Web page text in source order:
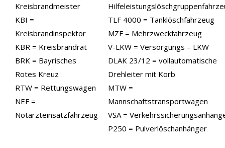
Kreisbrandmeister
KBI =
Kreisbrandinspektor
KBR = Kreisbrandrat
BRK = Bayrisches
Rotes Kreuz
RTW = Rettungswagen
NEF =
Notarzteinsatzfahrzeug
TLF 4000 = Tanklöschfahrzeug
MZF = Mehrzweckfahrzeug
V-LKW = Versorgungs – LKW
DLAK 23/12 = vollautomatische
Drehleiter mit Korb
MTW =
Mannschaftstransportwagen
VSA =
P250 = Pulverlöschanhänger